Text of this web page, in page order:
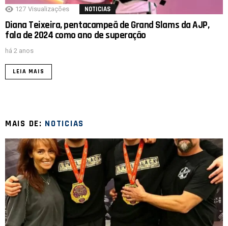
127 Visualizações NOTICIAS
Diana Teixeira, pentacampeã de Grand Slams da AJP,
fala de 2024 como ano de superação
há 2 anos
LEIA MAIS
MAIS DE: NOTICIAS